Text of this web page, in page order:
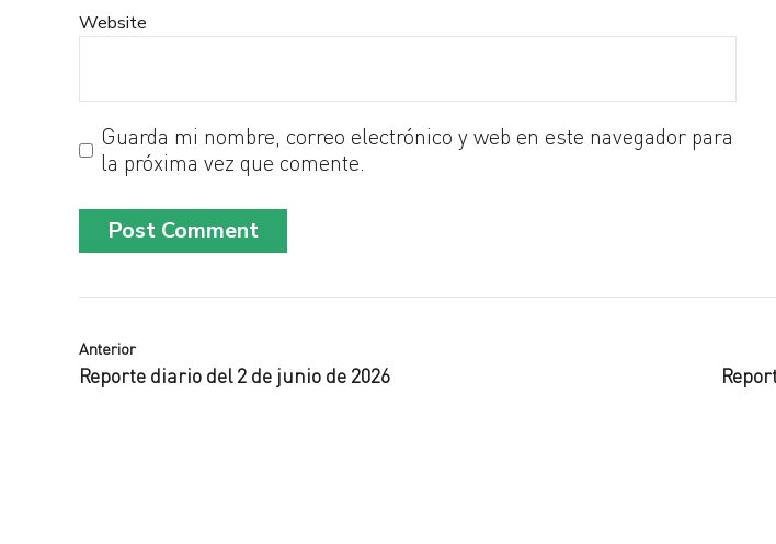
Website
Guarda mi nombre, correo electrónico y web en este navegador para
la próxima vez que comente.
Post Comment
Anterior
Reporte diario del 2 de junio de 2026